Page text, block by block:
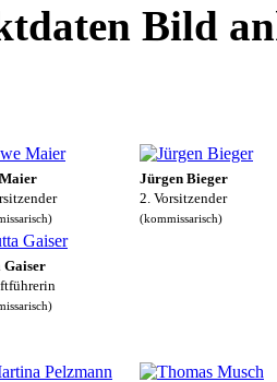
Bild
Jürgen Bieger
2. Vorsitzender
(kommissarisch)
Gaiser